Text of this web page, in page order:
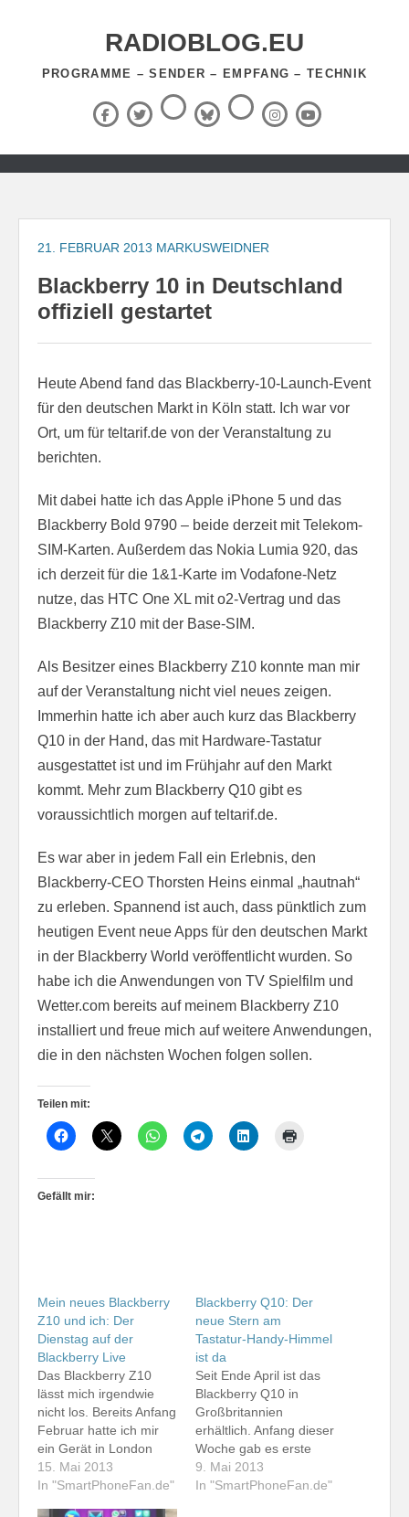
RADIOBLOG.EU
PROGRAMME – SENDER – EMPFANG – TECHNIK
Facebook
X
(Twitter)
ThreadsBlueSky
RSS-
Feed InstagramYouTube
Zum
springen
21. FEBRUAR 2013 MARKUSWEIDNER
Blackberry 10 in Deutschland
offiziell gestartet
Heute Abend fand das Blackberry-10-Launch-Event
für den deutschen Markt in Köln statt. Ich war vor
Ort, um für teltarif.de von der Veranstaltung zu
berichten.
Mit dabei hatte ich das Apple iPhone 5 und das
Blackberry Bold 9790 – beide derzeit mit Telekom-
SIM-Karten. Außerdem das Nokia Lumia 920, das
ich derzeit für die 1&1-Karte im Vodafone-Netz
nutze, das HTC One XL mit o2-Vertrag und das
Blackberry Z10 mit der Base-SIM.
Als Besitzer eines Blackberry Z10 konnte man mir
auf der Veranstaltung nicht viel neues zeigen.
Immerhin hatte ich aber auch kurz das Blackberry
Q10 in der Hand, das mit Hardware-Tastatur
ausgestattet ist und im Frühjahr auf den Markt
kommt. Mehr zum Blackberry Q10 gibt es
voraussichtlich morgen auf teltarif.de.
Es war aber in jedem Fall ein Erlebnis, den
Blackberry-CEO Thorsten Heins einmal „hautnah“
zu erleben. Spannend ist auch, dass pünktlich zum
heutigen Event neue Apps für den deutschen Markt
in der Blackberry World veröffentlicht wurden. So
habe ich die Anwendungen von TV Spielfilm und
Wetter.com bereits auf meinem Blackberry Z10
installiert und freue mich auf weitere Anwendungen,
die in den nächsten Wochen folgen sollen.
Teilen mit:
Gefällt mir:
Mein neues Blackberry
Z10 und ich: Der
Dienstag auf der
Blackberry Live
Das Blackberry Z10
lässt mich irgendwie
nicht los. Bereits Anfang
Februar hatte ich mir
ein Gerät in London
gekauft - drei Wochen
bevor es in Deutschland
15. Mai 2013
In "SmartPhoneFan.de"
Blackberry Q10: Der
neue Stern am
Tastatur-Handy-Himmel
ist da
Seit Ende April ist das
Blackberry Q10 in
Großbritannien
erhältlich. Anfang dieser
Woche gab es erste
Hinweise darauf, dass
es auch bei uns nur
9. Mai 2013
In "SmartPhoneFan.de"